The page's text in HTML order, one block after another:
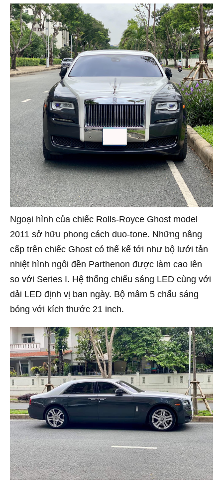
Ngoại hình của chiếc Rolls-Royce Ghost model
2011 sở hữu phong cách duo-tone. Những nâng
cấp trên chiếc Ghost có thể kể tới như bộ lưới tản
nhiệt hình ngôi đền Parthenon được làm cao lên
so với Series I. Hệ thống chiếu sáng LED cùng với
dải LED định vị ban ngày. Bộ mâm 5 chấu sáng
bóng với kích thước 21 inch.